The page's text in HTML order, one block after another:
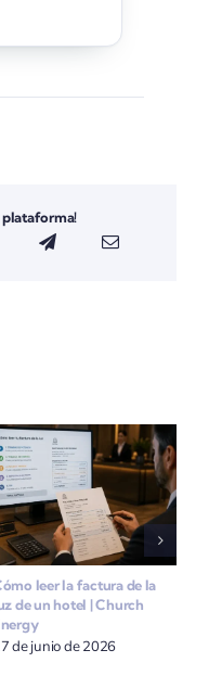
plataforma!
leer la factura de la
de un hotel | Church
de junio de 2026